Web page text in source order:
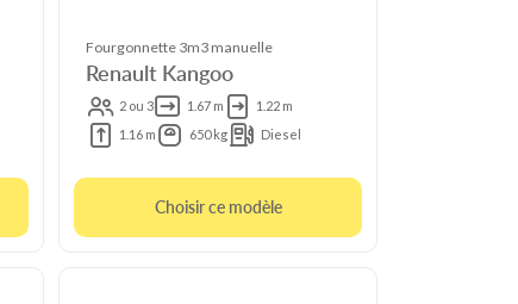
Fourgonnette 3m3 manuelle
Renault Kangoo
2 ou 3 1.67 m
1.22 m
1.16 m
650 kg Diesel
Choisir ce modèle